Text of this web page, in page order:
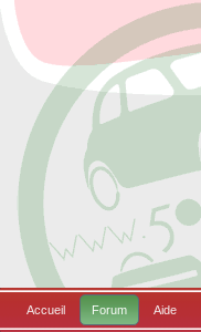
Accueil Forum Aide